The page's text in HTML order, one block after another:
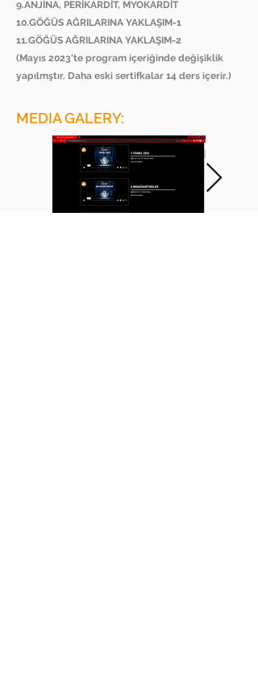
9.ANJİNA, PERİKARDİT, MYOKARDİT
10.GÖĞÜS AĞRILARINA YAKLAŞIM-1
11.GÖĞÜS AĞRILARINA YAKLAŞIM-2
(Mayıs 2023'te program içeriğinde değişiklik
yapılmştır. Daha eski sertifkalar 14 ders içerir.)
MEDIA GALERY: